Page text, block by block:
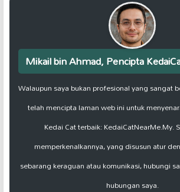
Mikail bin Ahmad, Pencipta
Walaupun saya bukan profesional yang sangat
telah mencipta laman web ini untuk
Kedai Cat terbaik: KedaiCatNearMe.My.
memperkenalkannya, yang disusun atur
sebarang keraguan atau komunikasi, hubungi
hubungan saya.